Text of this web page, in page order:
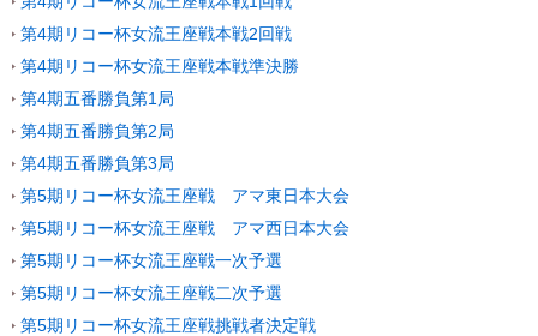
第4期リコー杯女流王座戦本戦2回戦
第4期リコー杯女流王座戦本戦準決勝
第4期五番勝負第1局
第4期五番勝負第2局
第4期五番勝負第3局
第5期リコー杯女流王座戦 アマ東日本大会
第5期リコー杯女流王座戦 アマ西日本大会
第5期リコー杯女流王座戦一次予選
第5期リコー杯女流王座戦二次予選
第5期リコー杯女流王座戦挑戦者決定戦